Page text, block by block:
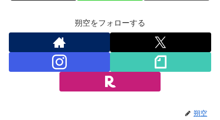
朔空をフォローする
朔空